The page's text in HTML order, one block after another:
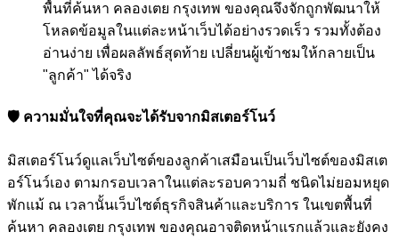
พื้นที่ค้นหา คลองเตย กรุงเทพ ของคุณจึงจักถูกพัฒนาให้
โหลดข้อมูลในแต่ละหน้าเว็บได้อย่างรวดเร็ว รวมทั้งต้อง
อ่านง่าย เพื่อผลลัพธ์สุดท้าย เปลี่ยนผู้เข้าชมให้กลายเป็น
"ลูกค้า" ได้จริง
🛡️ ความมั่นใจที่คุณจะได้รับจากมิสเตอร์โนว์
มิสเตอร์โนว์ดูแลเว็บไซต์ของลูกค้าเสมือนเป็นเว็บไซต์ของมิสเต
อร์โนว์เอง ตามกรอบเวลาในแต่ละรอบความถี่ ชนิดไม่ยอมหยุด
พักแม้ ณ เวลานั้นเว็บไซต์ธุรกิจสินค้าและบริการ ในเขตพื้นที่
ค้นหา คลองเตย กรุงเทพ ของคุณอาจติดหน้าแรกแล้วและยังคง